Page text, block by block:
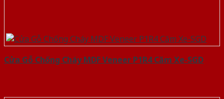
Cửa Gỗ Chống Cháy MDF Veneer P1R4 Căm Xe-SGD